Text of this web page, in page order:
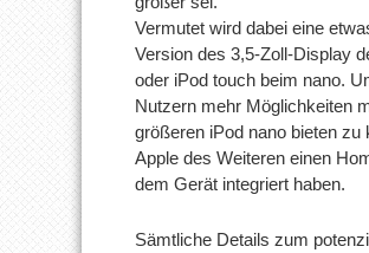
Vermutet wird dabei eine
Version des 3,5-Zoll-Display
oder iPod touch beim nano.
Nutzern mehr Möglichkeiten
größeren iPod nano bieten zu
Apple des Weiteren einen
dem Gerät integriert haben.
Sämtliche Details zum